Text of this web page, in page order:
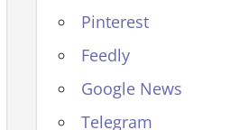
Pinterest
Feedly
Google News
Telegram